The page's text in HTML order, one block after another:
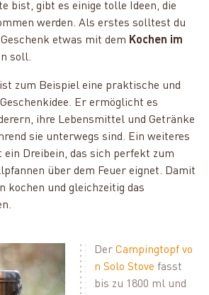
bist, gibt es einige tolle Ideen, die
werden. Als erstes solltest du
etwas mit dem Kochen im
soll.
zum Beispiel eine praktische und
Er ermöglicht es
ihre Lebensmittel und Getränke
sie unterwegs sind. Ein weiteres
ein Dreibein, das sich perfekt zum
über dem Feuer eignet. Damit
kochen und gleichzeitig das
Der Campingtopf vo
n Solo Stove fasst
bis zu 1800 ml und